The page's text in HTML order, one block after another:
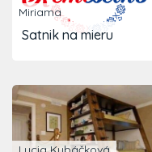
Miriama
Satnik na mieru